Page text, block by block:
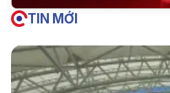
TIN MỚI